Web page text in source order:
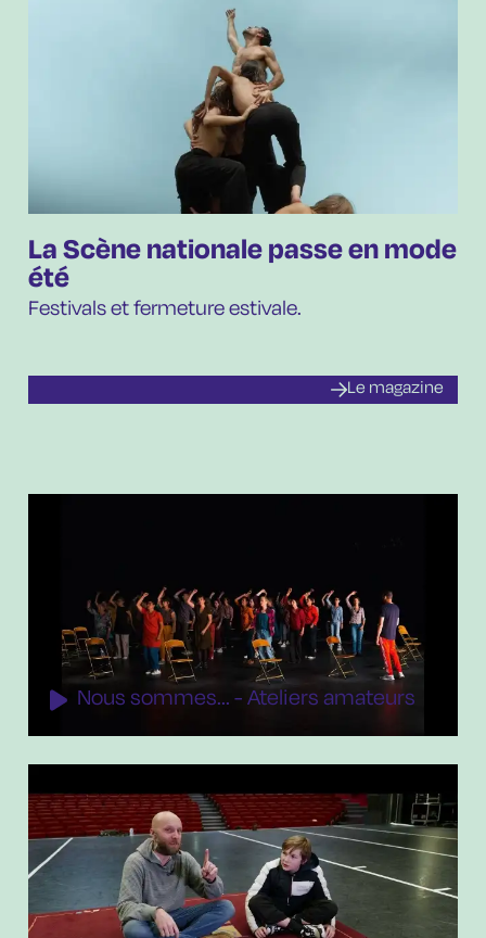
La Scène nationale passe en mode
été
Festivals et fermeture estivale.
Le magazine
Nous sommes... - Ateliers amateurs